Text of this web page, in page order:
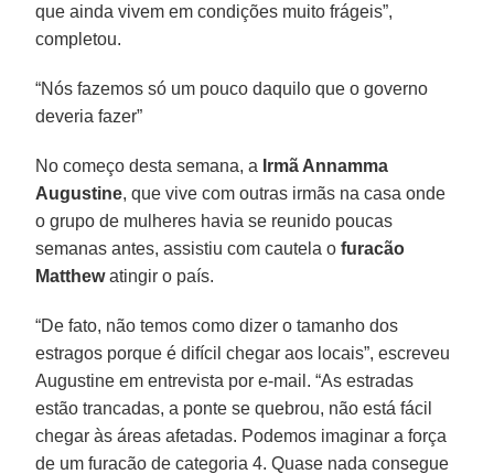
que ainda vivem em condições muito frágeis”,
completou.
“Nós fazemos só um pouco daquilo que o governo
deveria fazer”
No começo desta semana, a Irmã Annamma
Augustine, que vive com outras irmãs na casa onde
o grupo de mulheres havia se reunido poucas
semanas antes, assistiu com cautela ofuracão
Matthewatingir o país.
“De fato, não temos como dizer o tamanho dos
estragos porque é difícil chegar aos locais”, escreveu
Augustine em entrevista por e-mail. “As estradas
estão trancadas, a ponte se quebrou, não está fácil
chegar às áreas afetadas. Podemos imaginar a força
de um furacão de categoria 4. Quase nada consegue